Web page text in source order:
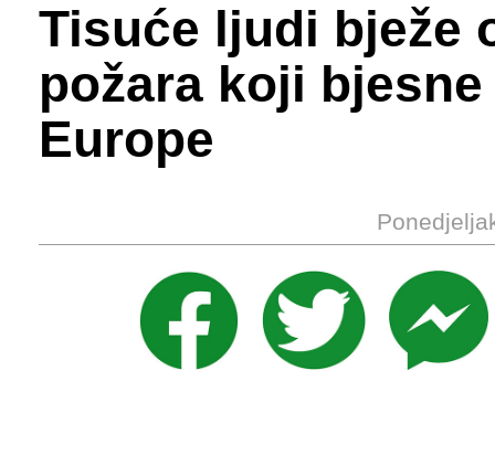
Tisuće ljudi bježe
požara koji
Europe